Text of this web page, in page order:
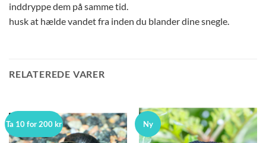
inddryppe dem på samme tid.
husk at hælde vandet fra inden du blander dine snegle.
RELATEREDE VARER
Ta 10 for 200 kr Ny